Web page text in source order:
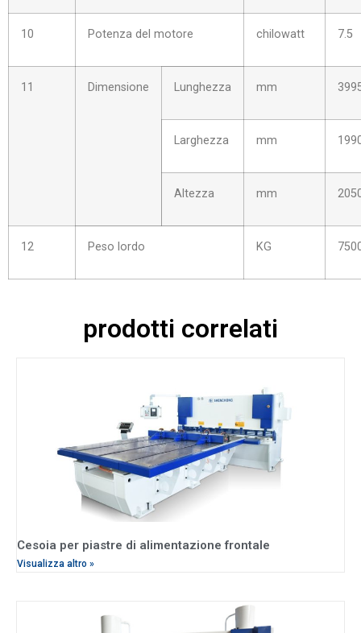
10 Potenza del motore chilowatt 7.5
11 Dimensione Lunghezza mm
Larghezza mm
Altezza mm
12 Peso lordo KG
prodotti correlati
Cesoia per piastre di alimentazione frontale
Visualizza altro »